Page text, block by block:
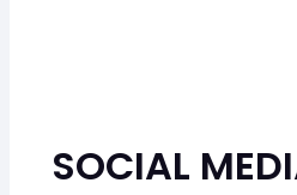
SOCIAL